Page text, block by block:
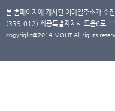
본 홈페이지에 게시된 이메일주소가 수
(339-012) 세종특별자치시 도움6로
copyright@2014 MOLIT All rights